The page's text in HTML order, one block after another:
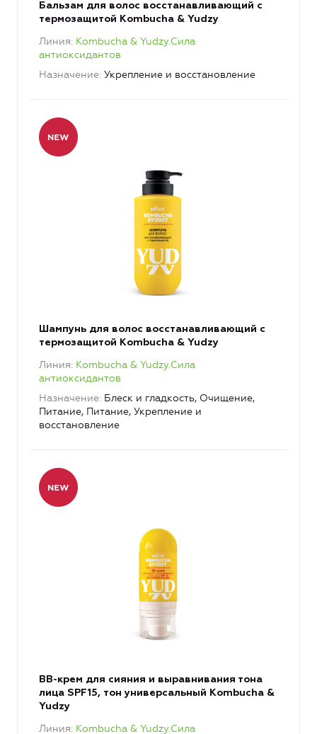
Бальзам для волос восстанавливающий с
термозащитой Kombucha & Yudzy
Линия Kombucha & Yudzy.Сила
антиоксидантов
Назначение Укрепление и восстановление
Шампунь для волос восстанавливающий с
термозащитой Kombucha & Yudzy
Линия Kombucha & Yudzy.Сила
антиоксидантов
Назначение Блеск и гладкость, Очищение,
Питание, Питание, Укрепление и
восстановление
BB-крем для сияния и выравнивания тона
лица SPF15, тон универсальный Kombucha &
Yudzy
Линия Kombucha & Yudzy.Сила